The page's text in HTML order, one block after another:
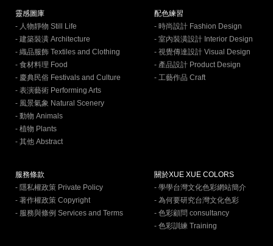
靈感圖庫
- 人物靜物 Still Life
- 建築裝潢 Architecture
- 織品服飾 Textiles and Clothing
- 食材料理 Food
- 慶典民俗 Festivals and Culture
- 表演藝術 Performing Arts
- 風景氣象 Natural Scenery
- 動物 Animals
- 植物 Plants
- 其他 Abstract
配色練習
- 時尚設計 Fashion Design
- 室內裝潢設計 Interior Design
- 視覺傳達設計 Visual Design
- 產品設計 Product Design
- 工藝作品 Craft
服務條款
- 隱私權政策 Private Policy
- 著作權政策 Copyright
- 服務與條例 Services and Terms
關於XUE XUE COLORS
- 學學台灣文化色彩網站簡介
- 為何要研究台灣文化色彩
- 色彩顧問 consultancy
- 色彩訓練 Training